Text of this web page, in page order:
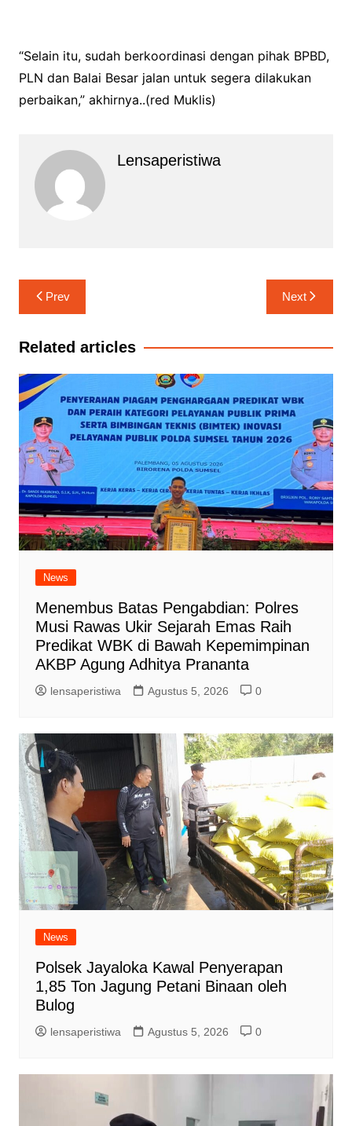
“Selain itu, sudah berkoordinasi dengan pihak BPBD,
PLN dan Balai Besar jalan untuk segera dilakukan
perbaikan,” akhirnya..(red Muklis)
Lensaperistiwa
Navigasi
pos
Prev Next
Related articles
News
Menembus Batas Pengabdian: Polres
Musi Rawas Ukir Sejarah Emas Raih
Predikat WBK di Bawah Kepemimpinan
AKBP Agung Adhitya Prananta
lensaperistiwa Agustus 5, 2026 0
News
Polsek Jayaloka Kawal Penyerapan
1,85 Ton Jagung Petani Binaan oleh
Bulog
lensaperistiwa Agustus 5, 2026 0